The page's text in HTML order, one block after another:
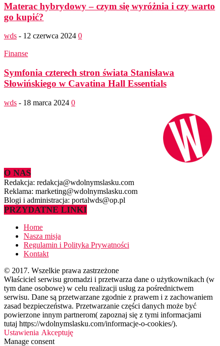
Materac hybrydowy – czym się wyróżnia i czy warto
go kupić?
wds - 12 czerwca 2024 0
Finanse
Symfonia czterech stron świata Stanisława
Słowińskiego w Cavatina Hall Essentials
wds - 18 marca 2024 0
O NAS
Redakcja: redakcja@wdolnymslasku.com
Reklama: marketing@wdolnymslasku.com
Blogi i administracja: portalwds@op.pl
PRZYDATNE LINKI
Home
Nasza misja
Regulamin i Polityka Prywatności
Kontakt
© 2017. Wszelkie prawa zastrzeżone
Właściciel serwisu gromadzi i przetwarza dane o użytkownikach (w
tym dane osobowe) w celu realizacji usług za pośrednictwem
serwisu. Dane są przetwarzane zgodnie z prawem i z zachowaniem
zasad bezpieczeństwa. Przetwarzanie części danych może być
powierzone innym partnerom( zapoznaj się z tymi informacjami
tutaj https://wdolnymslasku.com/informacje-o-cookies/).
Ustawienia Akceptuję
Manage consent